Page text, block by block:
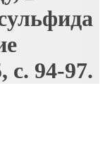
с. 94-97.